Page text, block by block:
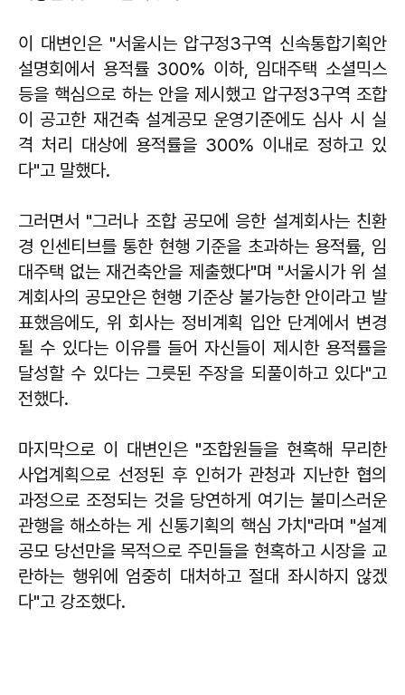
이 대변인은 "서울시는 압구정3구역 신속통합기획안
설명회에서 용적률 300% 이하, 임대주택 소셜믹스
등을 핵심으로 하는 안을 제시했고 압구정3구역 조합
이 공고한 재건축 설계공모 운영기준에도 심사 시 실
격 처리 대상에 용적률을 300% 이내로 정하고 있
다"고 말했다.
그러면서 "그러나 조합 공모에 응한 설계회사는 친환
경 인센티브를 통한 현행 기준을 초과하는 용적률, 임
대주택 없는 재건축안을 제출했다"며 "서울시가 위 설
계회사의 공모안은 현행 기준상 불가능한 안이라고 발
표했음에도, 위 회사는 정비계획 입안 단계에서 변경
될 수 있다는 이유를 들어 자신들이 제시한 용적률을
달성할 수 있다는 그릇된 주장을 되풀이하고 있다"고
전했다.
마지막으로 이 대변인은 "조합원들을 현혹해 무리한
사업계획으로 선정된 후 인허가 관청과 지난한 협의
과정으로 조정되는 것을 당연하게 여기는 불미스러운
관행을 해소하는 게 신통기획의 핵심 가치"라며 "설계
공모 당선만을 목적으로 주민들을 현혹하고 시장을 교
란하는 행위에 엄중히 대처하고 절대 좌시하지 않겠
다"고 강조했다.